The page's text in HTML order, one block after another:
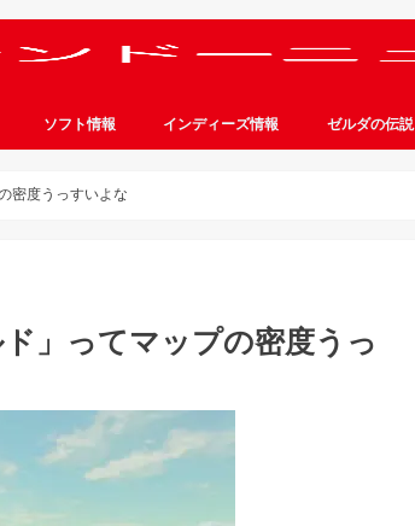
ソフト情報 インディーズ情報 ゼルダの伝説
密度うっすいよな
」ってマップの密度うっ